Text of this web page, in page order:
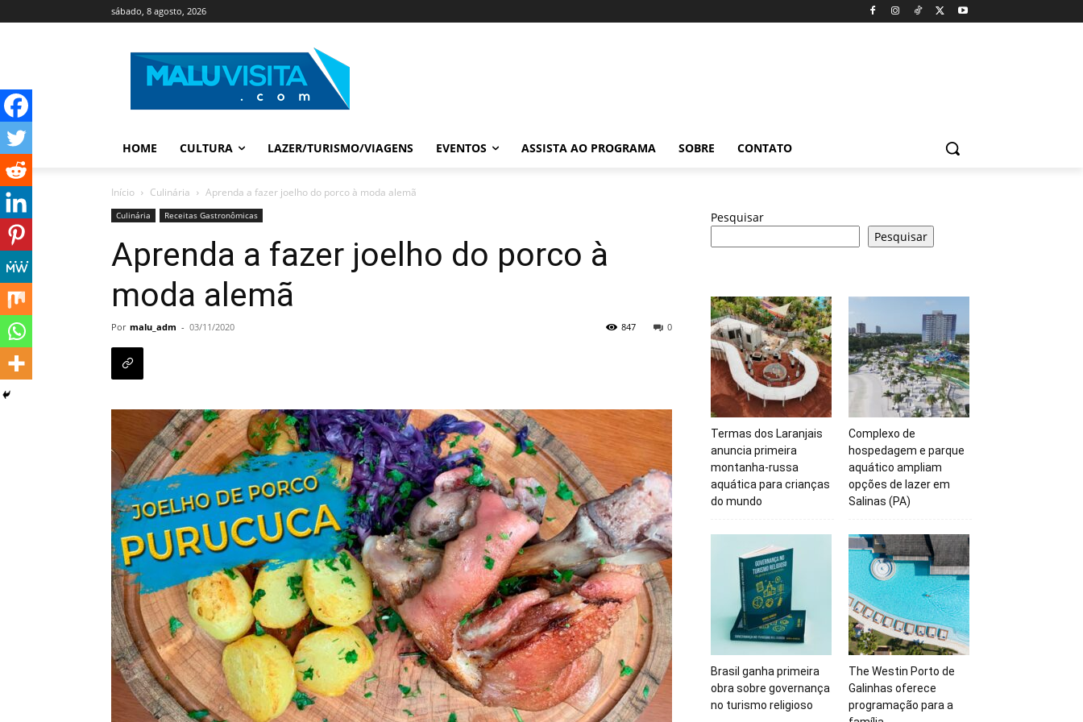
sábado, 8 agosto, 2026
HOME CULTURA LAZER/TURISMO/VIAGENS EVENTOS ASSISTA AO PROGRAMA SOBRE CONTATO
Início Culinária Aprenda a fazer joelho do porco à moda alemã
Culinária Receitas Gastronômicas
Aprenda a fazer joelho do porco à
moda alemã
Por malu_adm - 03/11/2020 0
847
Pesquisar
Pesquisar
Termas dos Laranjais
anuncia primeira
montanha-russa
aquática para crianças
do mundo
Complexo de
hospedagem e parque
aquático ampliam
opções de lazer em
Salinas (PA)
Brasil ganha primeira
obra sobre governança
no turismo religioso
The Westin Porto de
Galinhas oferece
programação para a